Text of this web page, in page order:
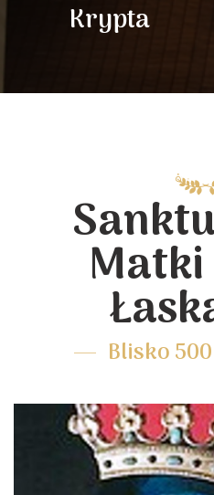
Krypta
Matki
Blisko